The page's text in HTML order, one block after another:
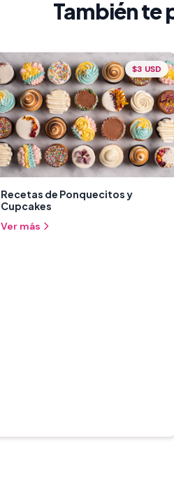
También te
$3 USD
Recetas de Ponquecitos y
Cupcakes
Ver más